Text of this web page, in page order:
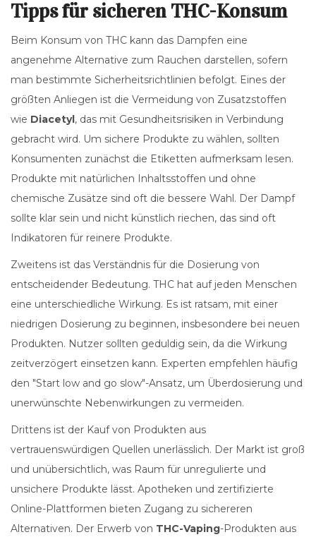
Tipps für sicheren THC-Konsum
Beim Konsum von THC kann das Dampfen eine
angenehme Alternative zum Rauchen darstellen, sofern
man bestimmte Sicherheitsrichtlinien befolgt. Eines der
größten Anliegen ist die Vermeidung von Zusatzstoffen
wie Diacetyl, das mit Gesundheitsrisiken in Verbindung
gebracht wird. Um sichere Produkte zu wählen, sollten
Konsumenten zunächst die Etiketten aufmerksam lesen.
Produkte mit natürlichen Inhaltsstoffen und ohne
chemische Zusätze sind oft die bessere Wahl. Der Dampf
sollte klar sein und nicht künstlich riechen, das sind oft
Indikatoren für reinere Produkte.
Zweitens ist das Verständnis für die Dosierung von
entscheidender Bedeutung. THC hat auf jeden Menschen
eine unterschiedliche Wirkung. Es ist ratsam, mit einer
niedrigen Dosierung zu beginnen, insbesondere bei neuen
Produkten. Nutzer sollten geduldig sein, da die Wirkung
zeitverzögert einsetzen kann. Experten empfehlen häufig
den "Start low and go slow"-Ansatz, um Überdosierung und
unerwünschte Nebenwirkungen zu vermeiden.
Drittens ist der Kauf von Produkten aus
vertrauenswürdigen Quellen unerlässlich. Der Markt ist groß
und unübersichtlich, was Raum für unregulierte und
unsichere Produkte lässt. Apotheken und zertifizierte
Online-Plattformen bieten Zugang zu sichereren
Alternativen. Der Erwerb von THC-Vaping-Produkten aus